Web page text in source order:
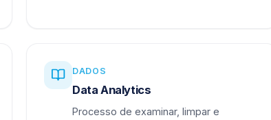
DADOS
Data Analytics
Processo de examinar, limpar e